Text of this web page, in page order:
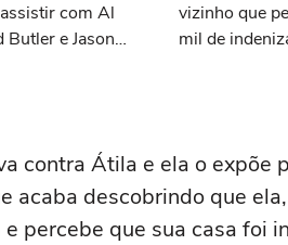
com Al
Butler e Jason
vizinho que
mil de
contra Átila e ela o expõe
acaba descobrindo que
percebe que sua casa foi